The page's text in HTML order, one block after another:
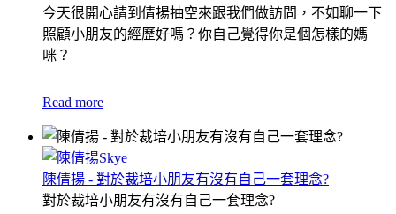
今天很開心請到倩揚抽空來跟我們做訪問，不如聊一下
照顧小朋友的經歷好嗎？ 你自己覺得你是個怎樣的媽
咪？
Read more
陳倩揚 - 對於裁培小朋友有沒有自己一套理念?
對於裁培小朋友有沒有自己一套理念?